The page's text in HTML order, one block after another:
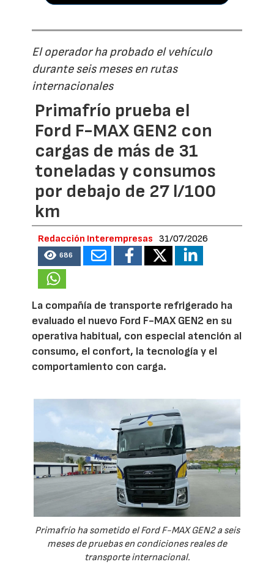
El operador ha probado el vehículo
durante seis meses en rutas
internacionales
Primafrío prueba el
Ford F-MAX GEN2 con
cargas de más de 31
toneladas y consumos
por debajo de 27 l/100
km
Redacción Interempresas 31/07/2026
686
La compañía de transporte refrigerado ha
evaluado el nuevo Ford F-MAX GEN2 en su
operativa habitual, con especial atención al
consumo, el confort, la tecnología y el
comportamiento con carga.
Primafrío ha sometido el Ford F-MAX GEN2 a seis
meses de pruebas en condiciones reales de
transporte internacional.